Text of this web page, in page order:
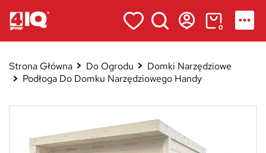
0
Strona Główna Do Ogrodu
Domki Narzędziowe
Podłoga Do Domku Narzędziowego Handy